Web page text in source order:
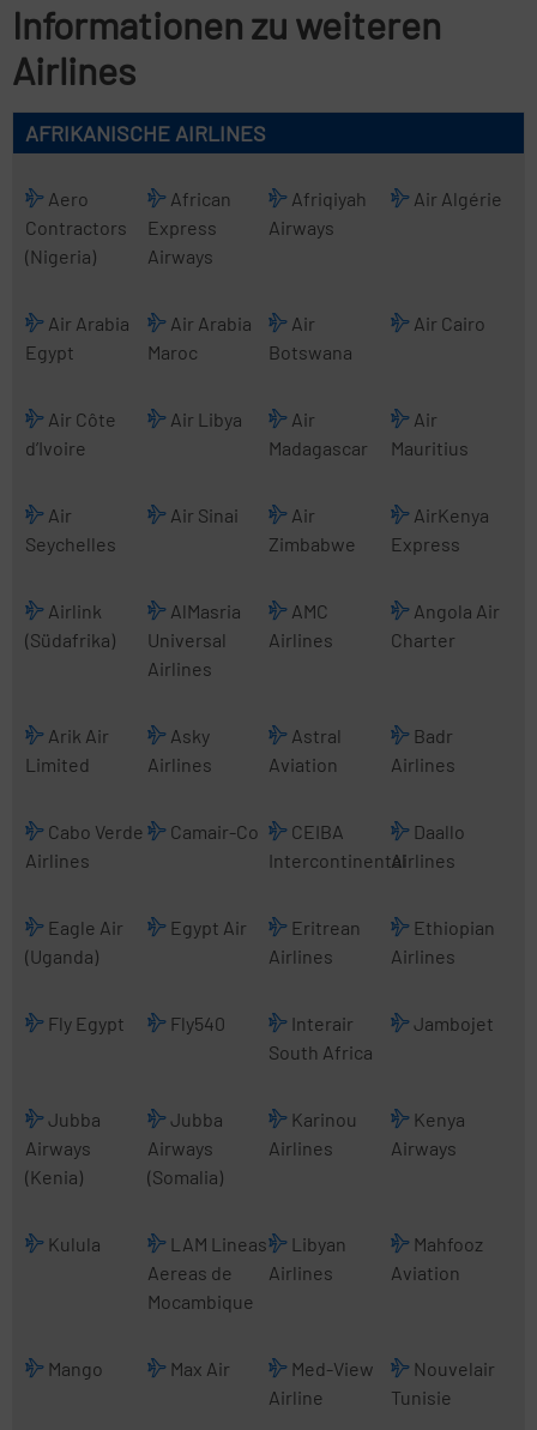
Informationen zu weiteren
Airlines
AFRIKANISCHE AIRLINES
Aero
Contractors
(Nigeria)
African
Express
Airways
Afriqiyah
Airways
Air Algérie
Air Arabia
Egypt
Air Arabia
Maroc
Air
Botswana
Air Cairo
Air Côte
d’Ivoire
Air Libya
Air
Madagascar
Air
Mauritius
Air
Seychelles
Air Sinai
Air
Zimbabwe
AirKenya
Express
Airlink
(Südafrika)
AlMasria
Universal
Airlines
AMC
Airlines
Angola Air
Charter
Arik Air
Limited
Asky
Airlines
Astral
Aviation
Badr
Airlines
Cabo Verde
Airlines
Camair-Co
CEIBA
Intercontinental
Daallo
Airlines
Eagle Air
(Uganda)
Egypt Air
Eritrean
Airlines
Ethiopian
Airlines
Fly Egypt Fly540
Interair
South Africa
Jambojet
Jubba
Airways
(Kenia)
Jubba
Airways
(Somalia)
Karinou
Airlines
Kenya
Airways
Kulula
LAM Lineas
Aereas de
Mocambique
Libyan
Airlines
Mahfooz
Aviation
Mango Max Air
Med-View
Airline
Nouvelair
Tunisie